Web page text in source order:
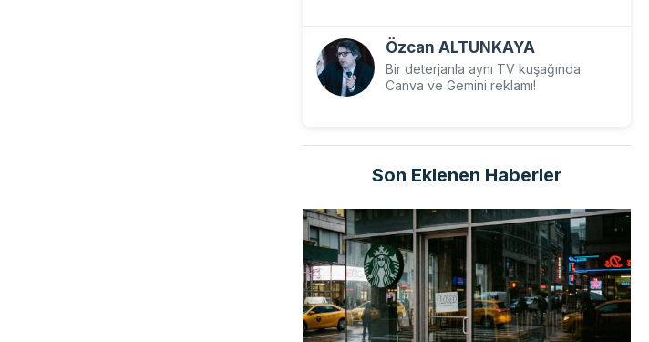
Özcan ALTUNKAYA
Bir deterjanla aynı TV kuşağında
Canva ve Gemini reklamı!
Son Eklenen Haberler